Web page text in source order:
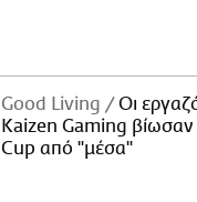
Good Living
Οι
Kaizen Gaming βίωσαν
Cup από "μέσα"